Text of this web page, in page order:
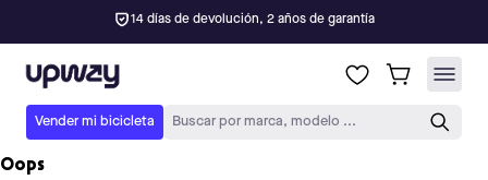
14 días de devolución, 2 años de garantía
Upway
Vender mi bicicleta Buscar por marca, modelo ...
Oops